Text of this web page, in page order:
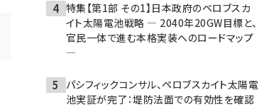
特集【第1部 その1】日本政府のペロブスカ
イト太陽電池戦略 ― 2040年20GW目標と、
官民一体で進む本格実装へのロードマップ
―
パシフィックコンサル、ペロブスカイト太陽電
池実証が完了：堤防法面での有効性を確認